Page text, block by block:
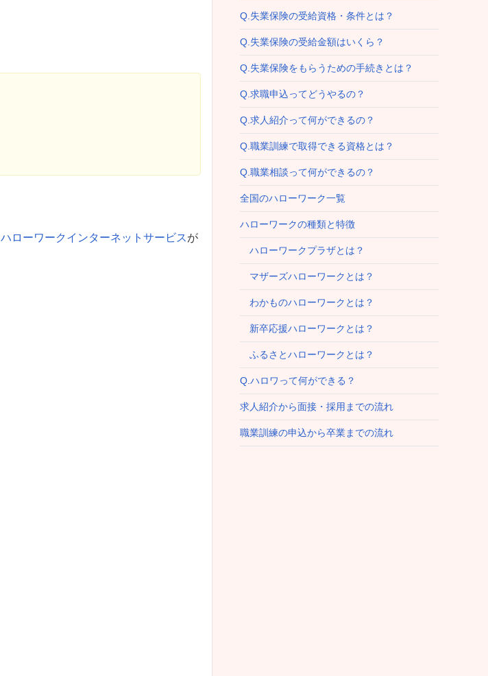
ハローワークインターネットサービスが
Q.失業保険の受給資格・条件とは？
Q.失業保険の受給金額はいくら？
Q.失業保険をもらうための手続きとは？
Q.求職申込ってどうやるの？
Q.求人紹介って何ができるの？
Q.職業訓練で取得できる資格とは？
Q.職業相談って何ができるの？
全国のハローワーク一覧
ハローワークの種類と特徴
ハローワークプラザとは？
マザーズハローワークとは？
わかものハローワークとは？
新卒応援ハローワークとは？
ふるさとハローワークとは？
Q.ハロワって何ができる？
求人紹介から面接・採用までの流れ
職業訓練の申込から卒業までの流れ